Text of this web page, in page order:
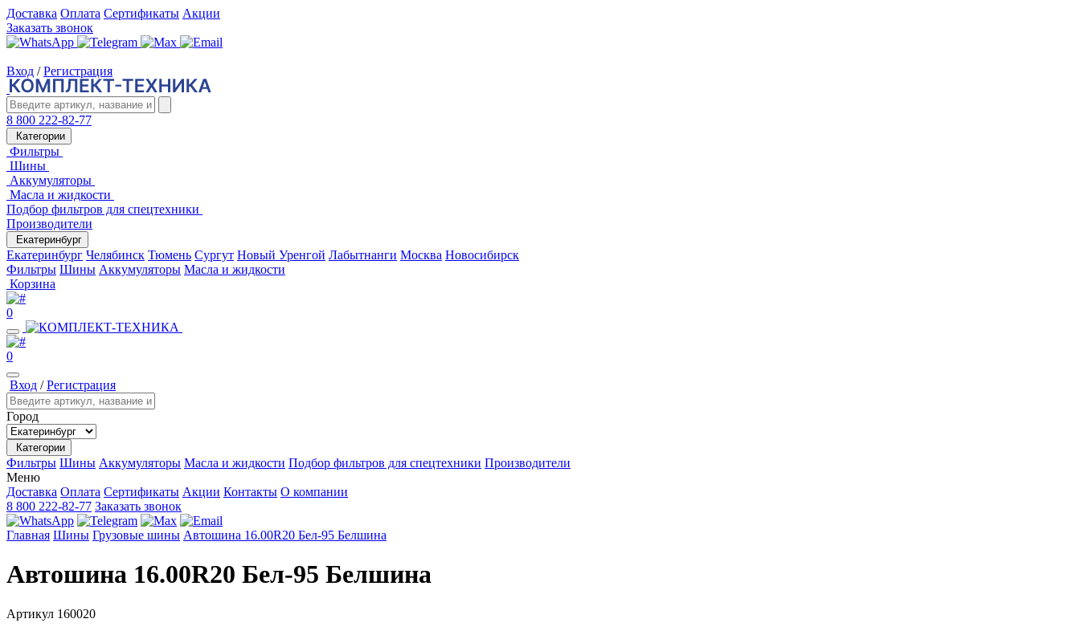
Доставка Оплата Сертификаты Акции
Заказать звонок
Вход / Регистрация
8 800 222-82-77
Категории
Фильтры
Шины
Аккумуляторы
Масла и жидкости
Подбор фильтров для спецтехники
Производители
Екатеринбург
Екатеринбург Челябинск Тюмень Сургут Новый Уренгой Лабытнанги Москва Новосибирск
Фильтры Шины Аккумуляторы Масла и жидкости
Корзина
0
0
Вход /Регистрация
Город
Категории
Фильтры Шины Аккумуляторы Масла и жидкости Подбор фильтров для спецтехники Производители
Меню
Доставка Оплата Сертификаты Акции Контакты О компании
8 800 222-82-77 Заказать звонок
Главная Шины Грузовые шины Автошина 16.00R20 Бел-95 Белшина
Автошина 16.00R20 Бел-95 Белшина
Артикул 160020